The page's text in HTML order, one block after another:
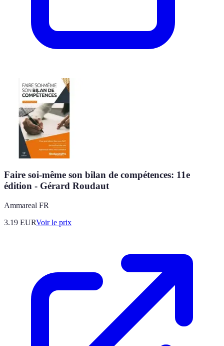
Faire soi-même son bilan de compétences: 11e
édition - Gérard Roudaut
Ammareal FR
3.19 EURVoir le prix